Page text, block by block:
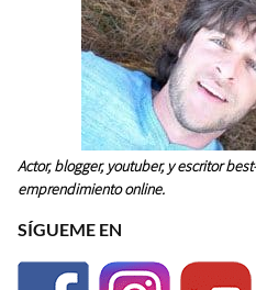
Actor, blogger, youtuber, y escritor
emprendimiento online.
SÍGUEME EN